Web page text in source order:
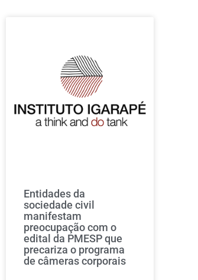
Entidades da
sociedade civil
manifestam
preocupação com o
edital da PMESP que
precariza o programa
de câmeras corporais